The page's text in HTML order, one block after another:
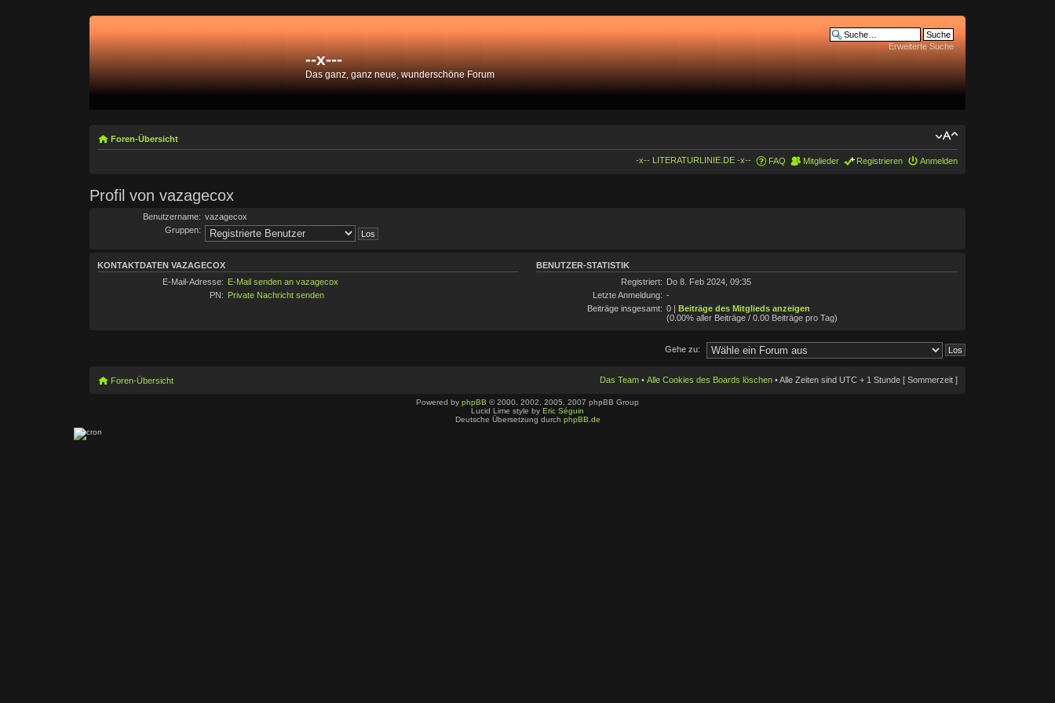
--x---
Das ganz, ganz neue, wunderschöne Forum
Erweiterte Suche
Foren-Übersicht
-x-- LITERATURLINIE.DE -x-- FAQ Mitglieder Registrieren Anmelden
Profil von vazagecox
Benutzername: vazagecox
Gruppen:
KONTAKTDATEN VAZAGECOX
E-Mail-Adresse: E-Mail senden an vazagecox
PN: Private Nachricht senden
BENUTZER-STATISTIK
Registriert: Do 8. Feb 2024, 09:35
Letzte Anmeldung: -
Beiträge insgesamt: 0 |Beiträge des Mitglieds anzeigen
(0.00% aller Beiträge / 0.00 Beiträge pro Tag)
Gehe zu:
Foren-Übersicht Das Team• Alle Cookies des Boards löschen• Alle Zeiten sind UTC + 1 Stunde [ Sommerzeit ]
Powered by phpBB © 2000, 2002, 2005, 2007 phpBB Group
Lucid Lime style by Eric Séguin
Deutsche Übersetzung durch phpBB.de